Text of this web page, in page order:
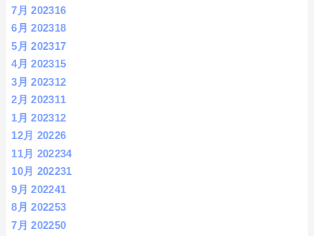
7月 202316
6月 202318
5月 202317
4月 202315
3月 202312
2月 202311
1月 202312
12月 20226
11月 202234
10月 202231
9月 202241
8月 202253
7月 202250